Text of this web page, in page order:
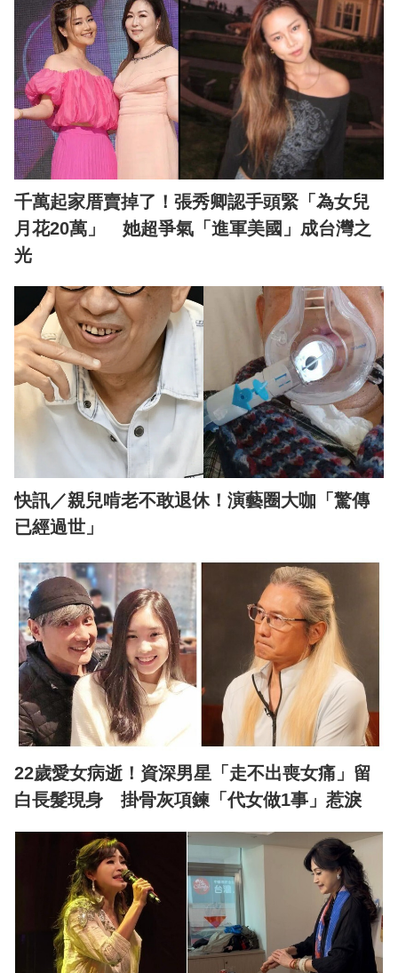
千萬起家厝賣掉了！張秀卿認手頭緊「為女兒
月花20萬」 她超爭氣「進軍美國」成台灣之
光
快訊／親兒啃老不敢退休！演藝圈大咖「驚傳
已經過世」
22歲愛女病逝！資深男星「走不出喪女痛」留
白長髮現身 掛骨灰項鍊「代女做1事」惹淚